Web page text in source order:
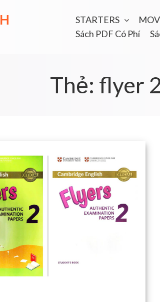
STARTERS
Sách PDF Có Phí
Thẻ: flyer